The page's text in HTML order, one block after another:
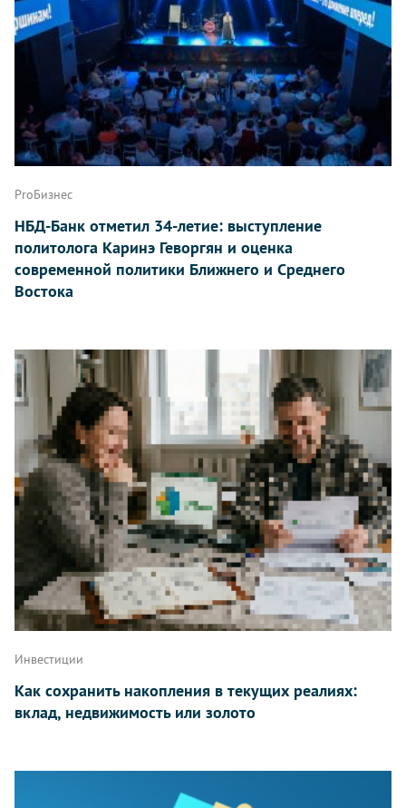
ProБизнес
НБД-Банк отметил 34-летие: выступление
политолога Каринэ Геворгян и оценка
современной политики Ближнего и Среднего
Востока
Инвестиции
Как сохранить накопления в текущих реалиях:
вклад, недвижимость или золото